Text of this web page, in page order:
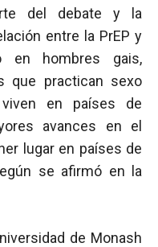
del debate y la
entre la PrEP y
en hombres gais,
que practican sexo
en países de
avances en el
lugar en países de
se afirmó en la
de Monash